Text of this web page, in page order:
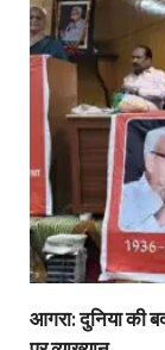
आगरा: दुनिया की